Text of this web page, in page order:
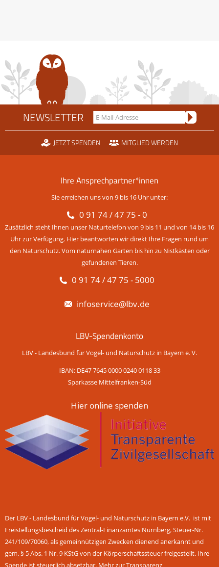
NEWSLETTER
JETZT SPENDEN MITGLIED WERDEN
Ihre Ansprechpartner*innen
Sie erreichen uns von 9 bis 16 Uhr unter:
0 91 74 / 47 75 - 0
Zusätzlich steht Ihnen unser Naturtelefon von 9 bis 11 und von 14 bis 16
Uhr zur Verfügung. Hier beantworten wir direkt Ihre Fragen rund um
den Naturschutz. Vom naturnahen Garten bis hin zu Nistkästen oder
gefundenen Tieren.
0 91 74 / 47 75 - 5000
infoservice@lbv.de
LBV-Spendenkonto
LBV - Landesbund für Vogel- und Naturschutz in Bayern e. V.
IBAN: DE47 7645 0000 0240 0118 33
Sparkasse Mittelfranken-Süd
Hier online spenden
Der LBV - Landesbund für Vogel- und Naturschutz in Bayern e.V. ist mit
Freistellungsbescheid des Zentral-Finanzamtes Nürnberg, Steuer-Nr.
241/109/70060, als gemeinnützigen Zwecken dienend anerkannt und
gem. § 5 Abs. 1 Nr. 9 KStG von der Körperschaftssteuer freigestellt. Ihre
Spende ist steuerlich absetzbar. Mehr zur Transparenz